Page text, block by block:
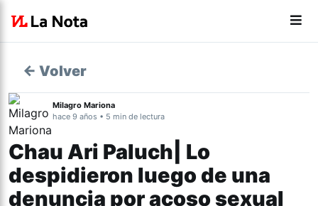
← Volver
Milagro Mariona
hace 9 años • 5 min de lectura
Chau Ari Paluch| Lo
despidieron luego de una
denuncia por acoso sexual